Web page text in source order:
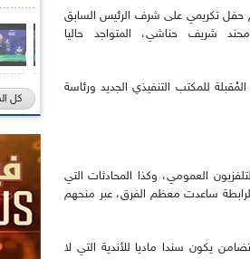
حفل تكريمي على شرف الرئيس السابق
شريف حناشي، المتواجد حاليا
للمكتب التنفيذي الجديد ورئاسة
العمومي، وكذا المحادثات التي
ساعدت معظم الفرق، عبر منحهم
يكون سندا ماديا للأندية التي لا
كل